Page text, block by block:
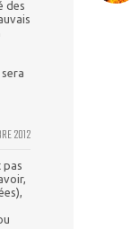
des
2012
pas